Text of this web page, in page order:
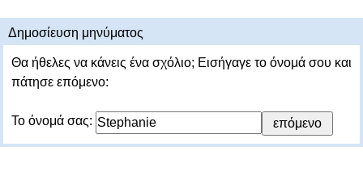
Δημοσίευση μηνύματος
Θα ήθελες να κάνεις ένα σχόλιο; Εισήγαγε το όνομά σου και
πάτησε επόμενο:
Το όνομά σας: